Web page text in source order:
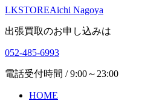
LKSTOREAichi Nagoya
出張買取のお申し込みは
052-485-6993
電話受付時間 / 9:00～23:00
HOME